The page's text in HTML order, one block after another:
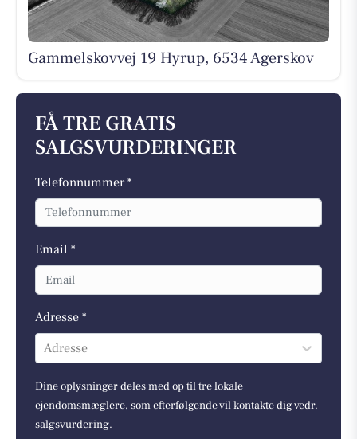
Gammelskovvej 19 Hyrup, 6534 Agerskov
FÅ TRE GRATIS
SALGSVURDERINGER
Telefonnummer *
Email *
Adresse *
Adresse
Dine oplysninger deles med op til tre lokale
ejendomsmæglere, som efterfølgende vil kontakte dig vedr.
salgsvurdering.